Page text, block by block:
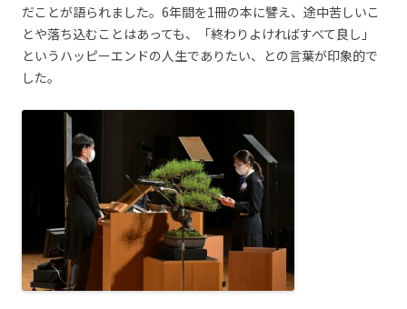
だことが語られました。6年間を1冊の本に譬え、途中苦しいこ
とや落ち込むことはあっても、「終わりよければすべて良し」
というハッピーエンドの人生でありたい、との言葉が印象的で
した。